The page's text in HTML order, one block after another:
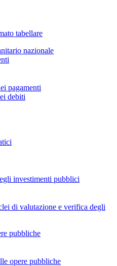
tabellare
nazionale
pagamenti
debiti
investimenti pubblici
di valutazione e verifica degli
pubbliche
opere pubbliche